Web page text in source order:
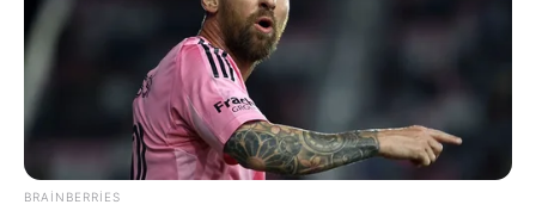
Xəbər xoşunuza gəldi? Sosial şəbəkələrdə paylaşın
BRAINBERRIES